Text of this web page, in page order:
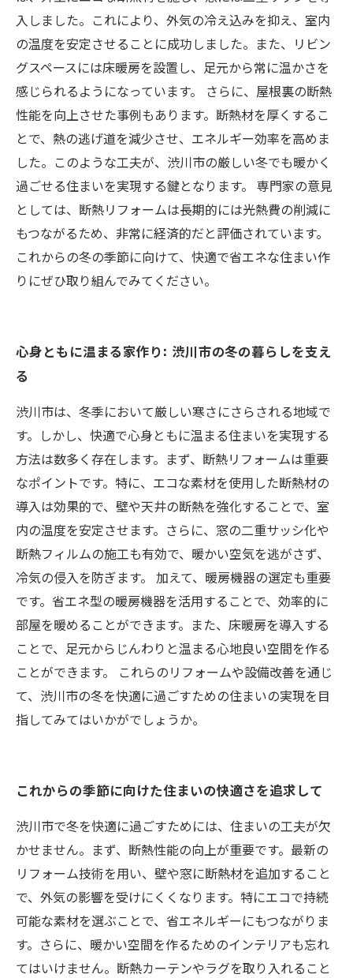
入しました。これにより、外気の冷え込みを抑え、室内
の温度を安定させることに成功しました。また、リビン
グスペースには床暖房を設置し、足元から常に温かさを
感じられるようになっています。 さらに、屋根裏の断熱
性能を向上させた事例もあります。断熱材を厚くするこ
とで、熱の逃げ道を減少させ、エネルギー効率を高めま
した。このような工夫が、渋川市の厳しい冬でも暖かく
過ごせる住まいを実現する鍵となります。 専門家の意見
としては、断熱リフォームは長期的には光熱費の削減に
もつながるため、非常に経済的だと評価されています。
これからの冬の季節に向けて、快適で省エネな住まい作
りにぜひ取り組んでみてください。
心身ともに温まる家作り: 渋川市の冬の暮らしを支え
る
渋川市は、冬季において厳しい寒さにさらされる地域で
す。しかし、快適で心身ともに温まる住まいを実現する
方法は数多く存在します。まず、断熱リフォームは重要
なポイントです。特に、エコな素材を使用した断熱材の
導入は効果的で、壁や天井の断熱を強化することで、室
内の温度を安定させます。さらに、窓の二重サッシ化や
断熱フィルムの施工も有効で、暖かい空気を逃がさず、
冷気の侵入を防ぎます。 加えて、暖房機器の選定も重要
です。省エネ型の暖房機器を活用することで、効率的に
部屋を暖めることができます。また、床暖房を導入する
ことで、足元からじんわりと温まる心地良い空間を作る
ことができます。 これらのリフォームや設備改善を通じ
て、渋川市の冬を快適に過ごすための住まいの実現を目
指してみてはいかがでしょうか。
これからの季節に向けた住まいの快適さを追求して
渋川市で冬を快適に過ごすためには、住まいの工夫が欠
かせません。まず、断熱性能の向上が重要です。最新の
リフォーム技術を用い、壁や窓に断熱材を追加すること
で、外気の影響を受けにくくなります。特にエコで持続
可能な素材を選ぶことで、省エネルギーにもつながりま
す。さらに、暖かい空間を作るためのインテリアも忘れ
てはいけません。断熱カーテンやラグを取り入れること